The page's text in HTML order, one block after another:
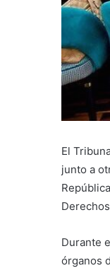
El
junto a
Durante
órganos